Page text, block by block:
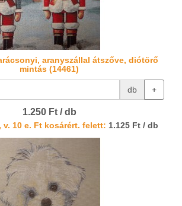
aranyszállal átszőve, diótörő
mintás (14461)
db +
1.250 Ft / db
v. 10 e. Ft kosárért. felett: 1.125 Ft / db